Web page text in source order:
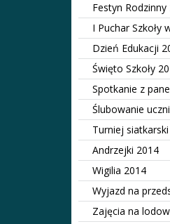
Festyn Rodzinny
I Puchar Szkoły
Dzień Edukacji
Święto Szkoły
Spotkanie z
Ślubowanie
Turniej
Andrzejki 2014
Wigilia 2014
Wyjazd na
Zajęcia na